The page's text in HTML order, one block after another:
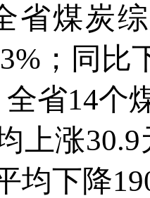
煤炭综
；同比
14个煤
上涨
均下降